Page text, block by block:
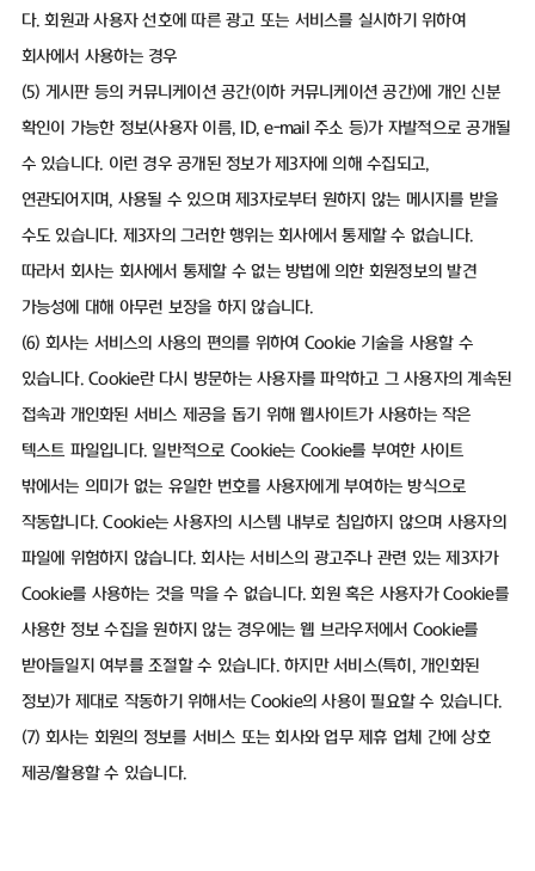
다. 회원과 사용자 선호에 따른 광고 또는 서비스를 실시하기 위하여
회사에서 사용하는 경우
(5) 게시판 등의 커뮤니케이션 공간(이하 커뮤니케이션 공간)에 개인 신분
확인이 가능한 정보(사용자 이름, ID, e-mail 주소 등)가 자발적으로 공개될
수 있습니다. 이런 경우 공개된 정보가 제3자에 의해 수집되고,
연관되어지며, 사용될 수 있으며 제3자로부터 원하지 않는 메시지를 받을
수도 있습니다. 제3자의 그러한 행위는 회사에서 통제할 수 없습니다.
따라서 회사는 회사에서 통제할 수 없는 방법에 의한 회원정보의 발견
가능성에 대해 아무런 보장을 하지 않습니다.
(6) 회사는 서비스의 사용의 편의를 위하여 Cookie 기술을 사용할 수
있습니다. Cookie란 다시 방문하는 사용자를 파악하고 그 사용자의 계속된
접속과 개인화된 서비스 제공을 돕기 위해 웹사이트가 사용하는 작은
텍스트 파일입니다. 일반적으로 Cookie는 Cookie를 부여한 사이트
밖에서는 의미가 없는 유일한 번호를 사용자에게 부여하는 방식으로
작동합니다. Cookie는 사용자의 시스템 내부로 침입하지 않으며 사용자의
파일에 위험하지 않습니다. 회사는 서비스의 광고주나 관련 있는 제3자가
Cookie를 사용하는 것을 막을 수 없습니다. 회원 혹은 사용자가 Cookie를
사용한 정보 수집을 원하지 않는 경우에는 웹 브라우저에서 Cookie를
받아들일지 여부를 조절할 수 있습니다. 하지만 서비스(특히, 개인화된
정보)가 제대로 작동하기 위해서는 Cookie의 사용이 필요할 수 있습니다.
(7) 회사는 회원의 정보를 서비스 또는 회사와 업무 제휴 업체 간에 상호
제공/활용할 수 있습니다.